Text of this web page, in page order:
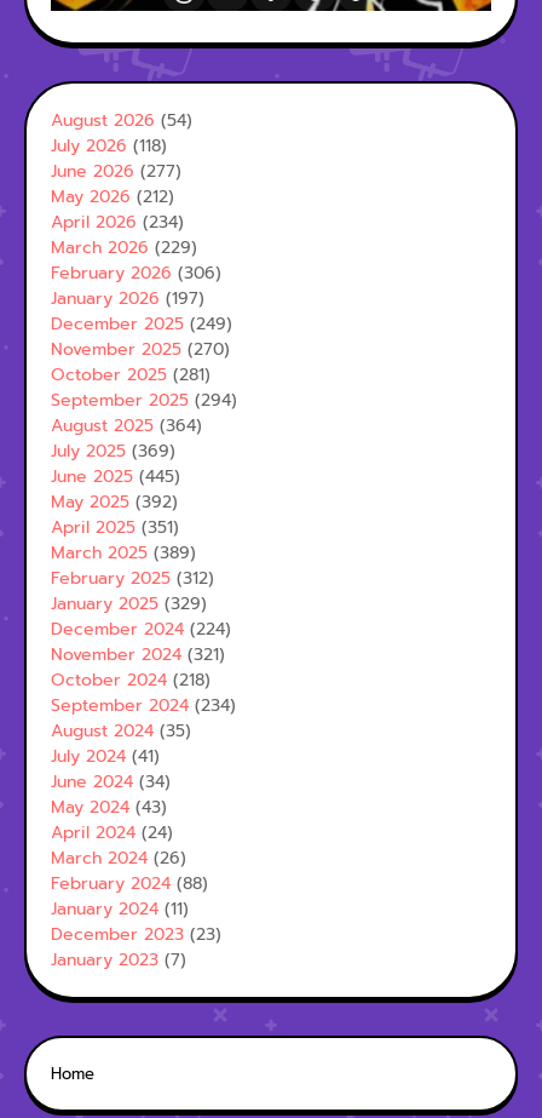
August 2026 (54)
July 2026 (118)
June 2026 (277)
May 2026 (212)
April 2026 (234)
March 2026 (229)
February 2026 (306)
January 2026 (197)
December 2025 (249)
November 2025 (270)
October 2025 (281)
September 2025 (294)
August 2025 (364)
July 2025 (369)
June 2025 (445)
May 2025 (392)
April 2025 (351)
March 2025 (389)
February 2025 (312)
January 2025 (329)
December 2024 (224)
November 2024 (321)
October 2024 (218)
September 2024 (234)
August 2024 (35)
July 2024 (41)
June 2024 (34)
May 2024 (43)
April 2024 (24)
March 2024 (26)
February 2024 (88)
January 2024 (11)
December 2023 (23)
January 2023 (7)
Home